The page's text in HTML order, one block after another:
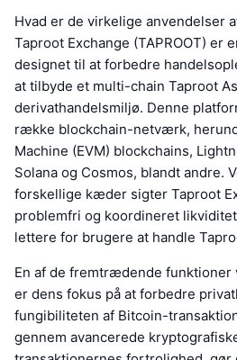
Hvad er de virkelige anvendelser
Taproot Exchange (TAPROOT) er
designet til at forbedre
at tilbyde et multi-chain Taproot
derivathandelsmiljø. Denne
række blockchain-netværk,
Machine (EVM) blockchains,
Solana og Cosmos, blandt andre.
forskellige kæder sigter Taproot
problemfri og koordineret
lettere for brugere at handle
En af de fremtrædende funktioner
er dens fokus på at forbedre
fungibiliteten af Bitcoin-
gennem avancerede